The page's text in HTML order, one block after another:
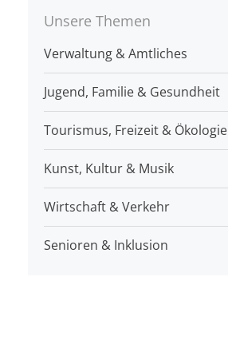
Unsere Themen
Verwaltung & Amtliches
Jugend, Familie & Gesundheit
Tourismus, Freizeit & Ökologie
Kunst, Kultur & Musik
Wirtschaft & Verkehr
Senioren & Inklusion